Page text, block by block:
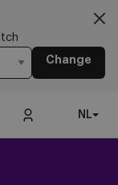
Change
NL